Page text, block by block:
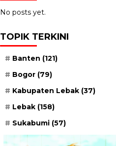
No posts yet.
TOPIK TERKINI
Banten (121)
Bogor (79)
Kabupaten Lebak (37)
Lebak (158)
Sukabumi (57)